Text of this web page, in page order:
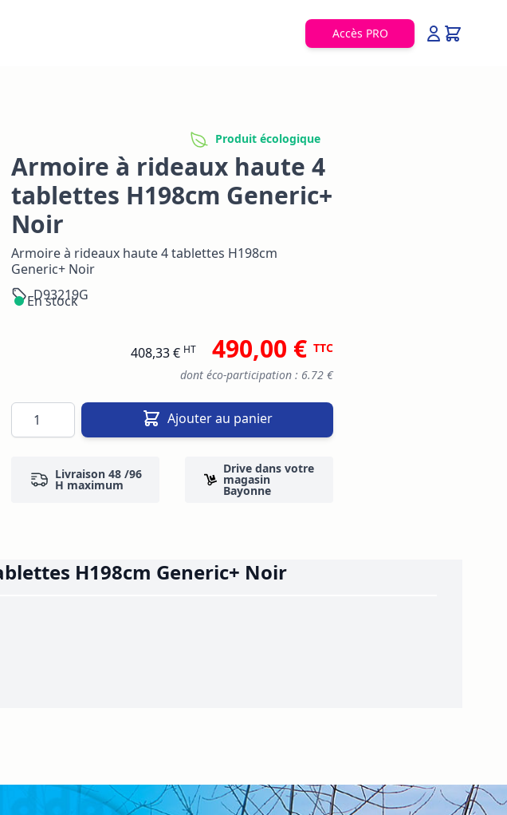
Accès PRO
Produit écologique
Armoire à rideaux haute 4
tablettes H198cm Generic+
Noir
Armoire à rideaux haute 4 tablettes H198cm
Generic+ Noir
D93219G
En stock
408,33 € HT 490,00 € TTC
dont éco-participation : 6.72 €
Quantité Ajouter au panier
Livraison 48 /96
H maximum
Drive dans votre
magasin
Bayonne
H198cm Generic+ Noir